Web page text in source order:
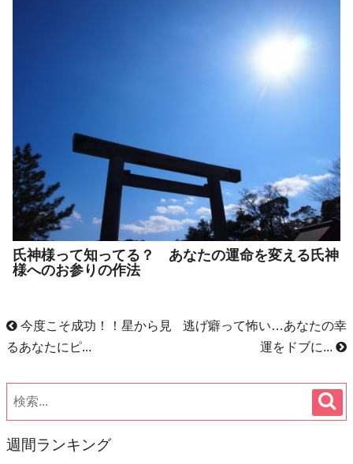
氏神様って知ってる？ あなたの運命を変える氏神
様へのお参りの作法
今度こそ成功！！星から見
るあなたにピ...
逃げ癖って怖い…あなたの幸
運をドブに...
週間ランキング